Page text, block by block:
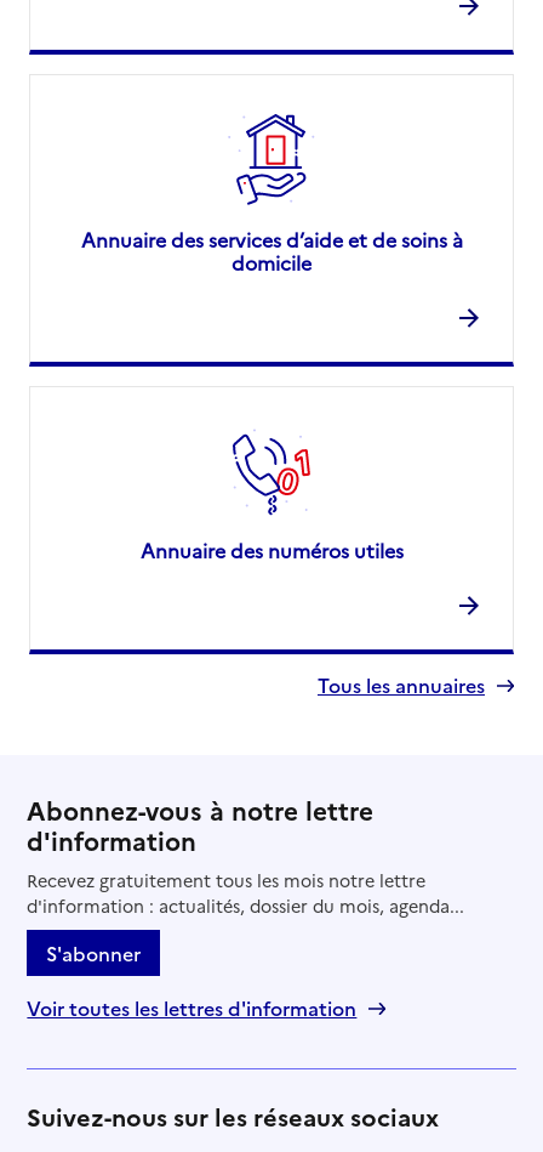
Annuaire des services d’aide et de soins à
domicile
Annuaire des numéros utiles
Tous les annuaires
Abonnez-vous à notre lettre
d'information
Recevez gratuitement tous les mois notre lettre
d'information : actualités, dossier du mois, agenda...
S'abonner
Voir toutes les lettres d'information
Suivez-nous sur les réseaux sociaux